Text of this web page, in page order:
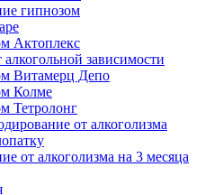
гипнозом
Актоплекс
алкогольной зависимости
Витамерц Депо
Колме
Тетролонг
от алкоголизма
от алкоголизма на 3 месяца